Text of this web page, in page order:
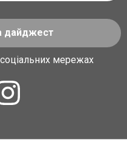
дайджест
мережах